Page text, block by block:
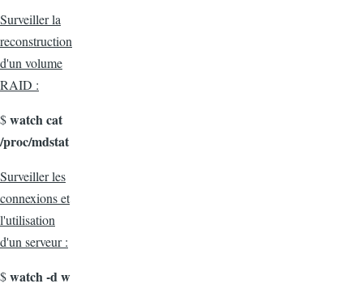
Surveiller la
reconstruction
d'un volume
RAID :
$watch cat
/proc/mdstat
Surveiller les
connexions et
l'utilisation
d'un serveur :
$watch -d w